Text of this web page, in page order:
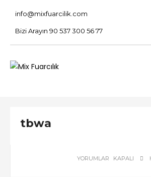
info@mixfuarcilik.com
Bizi Arayın 90 537 300 56 77
tbwa
TBWA
YORUMLAR KAPALI